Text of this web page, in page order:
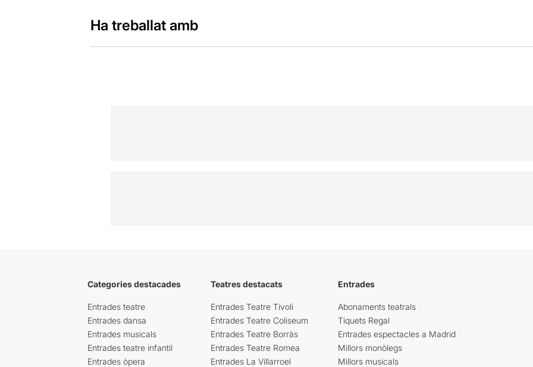
Ha treballat amb
Categories destacades
Entrades teatre
Entrades dansa
Entrades musicals
Entrades teatre infantil
Entrades òpera
Teatres destacats
Entrades Teatre Tívoli
Entrades Teatre Coliseum
Entrades Teatre Borràs
Entrades Teatre Romea
Entrades La Villarroel
Entrades
Abonaments teatrals
Tiquets Regal
Entrades espectacles a Madrid
Millors monòlegs
Millors musicals